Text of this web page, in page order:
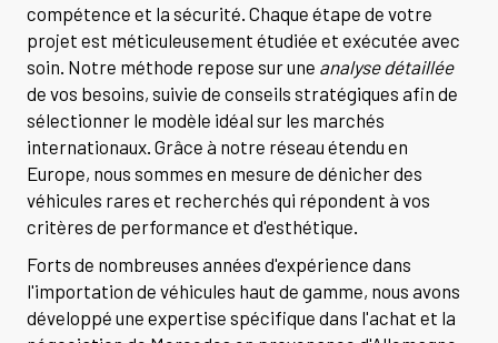
compétence et la sécurité. Chaque étape de votre
projet est méticuleusement étudiée et exécutée avec
soin. Notre méthode repose sur une analyse détaillée
de vos besoins, suivie de conseils stratégiques afin de
sélectionner le modèle idéal sur les marchés
internationaux. Grâce à notre réseau étendu en
Europe, nous sommes en mesure de dénicher des
véhicules rares et recherchés qui répondent à vos
critères de performance et d'esthétique.
Forts de nombreuses années d'expérience dans
l'importation de véhicules haut de gamme, nous avons
développé une expertise spécifique dans l'achat et la